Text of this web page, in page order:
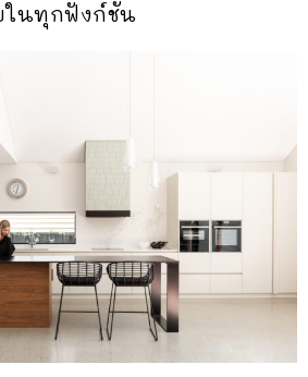
ในทุกฟังก์ชัน